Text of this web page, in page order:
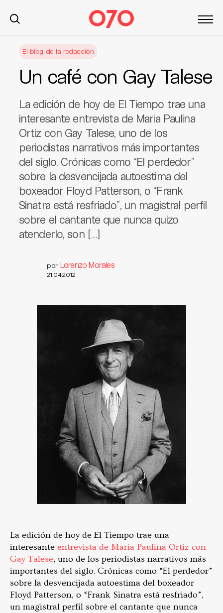
El blog de la redacción
Un café con Gay Talese
La edición de hoy de El Tiempo trae una
interesante entrevista de Maria Paulina
Ortiz con Gay Talese, uno de los
periodistas narrativos más importantes
del siglo. Crónicas como “El perdedor”
sobre la desvencijada autoestima del
boxeador Floyd Patterson, o “Frank
Sinatra está resfriado”, un magistral perfil
sobre el cantante que nunca quizo
atenderlo, son […]
por Lorenzo Morales
21.04.2012
La edición de hoy de El Tiempo trae una
interesante entrevista de Maria Paulina Ortiz con
Gay Talese, uno de los periodistas narrativos más
importantes del siglo. Crónicas como “El perdedor”
sobre la desvencijada autoestima del boxeador
Floyd Patterson, o “Frank Sinatra está resfriado”,
un magistral perfil sobre el cantante que nunca